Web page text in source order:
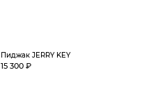
Пиджак JERRY KEY
15 300 ₽